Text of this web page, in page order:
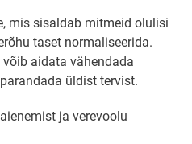
mis sisaldab mitmeid olulisi
taset normaliseerida.
aidata vähendada
üldist tervist.
ja verevoolu